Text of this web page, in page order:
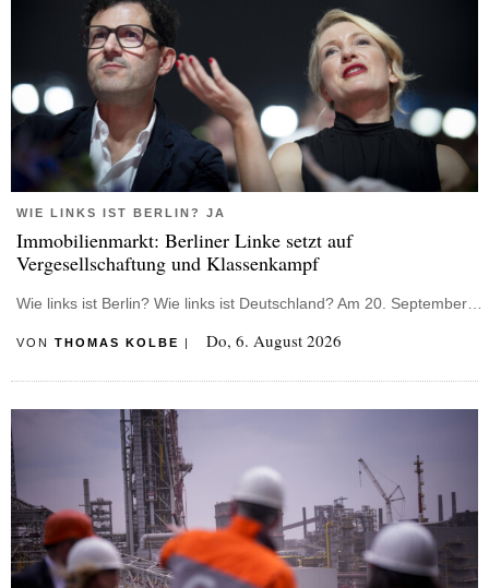
WIE LINKS IST BERLIN? JA
Immobilienmarkt: Berliner Linke setzt auf
Vergesellschaftung und Klassenkampf
Wie links ist Berlin? Wie links ist Deutschland? Am 20. September…
VON THOMAS KOLBE Do, 6. August 2026